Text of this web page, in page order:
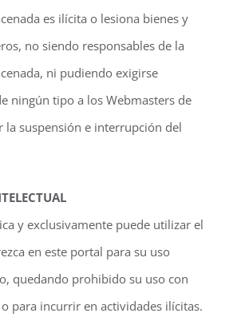
es ilícita o lesiona bienes y
no siendo responsables de la
ni pudiendo exigirse
ningún tipo a los Webmasters de
la suspensión e interrupción del
y exclusivamente puede utilizar el
en este portal para su uso
quedando prohibido su uso con
para incurrir en actividades ilícitas.